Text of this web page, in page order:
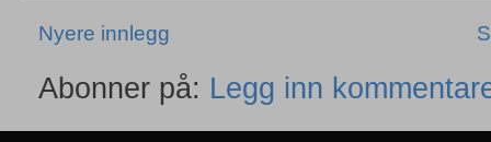
Nyere innlegg
Abonner på: Legg inn